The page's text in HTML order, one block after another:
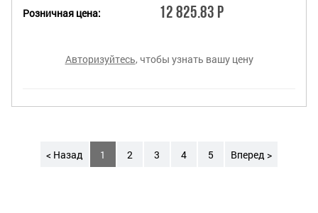
Розничная цена:
12 825.83 Р
Авторизуйтесь, чтобы узнать вашу цену
< Назад 1 2 3 4 5 Вперед >